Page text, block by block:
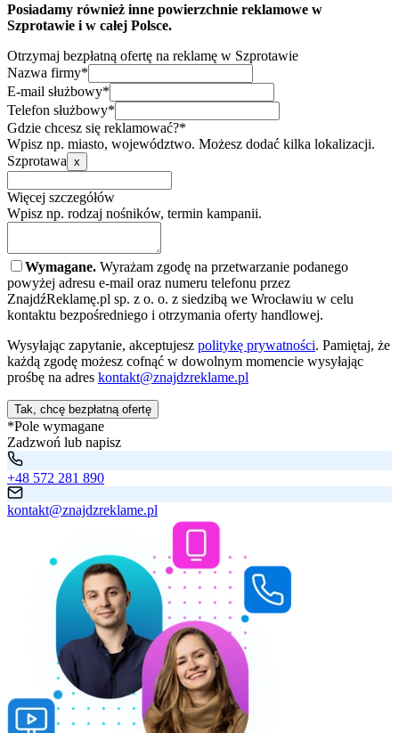
Posiadamy również inne powierzchnie reklamowe w
Szprotawie i w całej Polsce.
Otrzymaj bezpłatną ofertę na reklamę w Szprotawie
Nazwa firmy*
E-mail służbowy*
Telefon służbowy*
Gdzie chcesz się reklamować?*
Wpisz np. miasto, województwo. Możesz dodać kilka lokalizacji.
Szprotawa x
Więcej szczegółów
Wpisz np. rodzaj nośników, termin kampanii.
Wymagane. Wyrażam zgodę na przetwarzanie podanego
powyżej adresu e-mail oraz numeru telefonu przez
ZnajdźReklamę.pl sp. z o. o. z siedzibą we Wrocławiu w celu
kontaktu bezpośredniego i otrzymania oferty handlowej.
Wysyłając zapytanie, akceptujesz politykę prywatności. Pamiętaj, że
każdą zgodę możesz cofnąć w dowolnym momencie wysyłając
prośbę na adres kontakt@znajdzreklame.pl
Tak, chcę bezpłatną ofertę
*Pole wymagane
Zadzwoń lub napisz
+48 572 281 890
kontakt@znajdzreklame.pl